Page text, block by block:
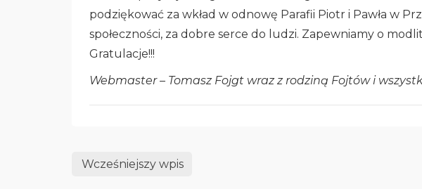
podziękować za wkład w odnowę Parafii Piotr i Pawła w
społeczności, za dobre serce do ludzi. Zapewniamy o
Gratulacje!!!
Webmaster – Tomasz Fojgt wraz z rodziną Fojtów i
Wcześniejszy wpis